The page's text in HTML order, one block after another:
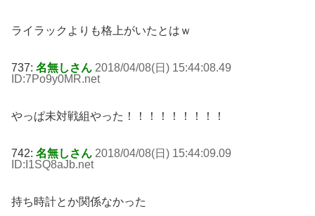
ライラックよりも格上がいたとはｗ
737: 名無しさん 2018/04/08(日) 15:44:08.49
ID:7Po9y0MR.net
やっぱ未対戦組やった！！！！！！！！！
742: 名無しさん 2018/04/08(日) 15:44:09.09
ID:I1SQ8aJb.net
持ち時計とか関係なかった